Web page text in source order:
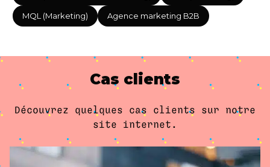
MQL (Marketing) Agence marketing B2B
Cas clients
Découvrez quelques cas clients sur notre
site internet.